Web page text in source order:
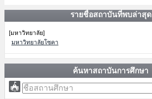
รายชื่อสถาบันที่พบล่าสุด
[มหาวิทยาลัย]
มหาวิทยาลัยโซคา
ค้นหาสถาบันการศึกษา